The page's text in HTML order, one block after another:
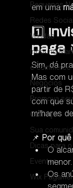
Pequenos
Redes
Vendas
Inbound
e-commerce
Negócios
Promova
Começar
Sua
Dicas para
Eventos
Wix
em uma
1️⃣
paga
Sim, dá
Mas com
partir de
com que
milhares
📌 Por
O
menor.
Os